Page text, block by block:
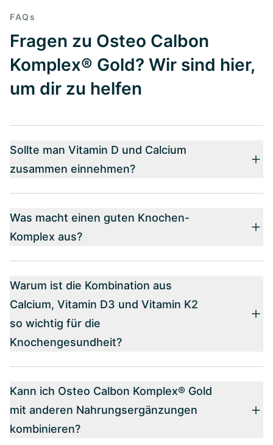
FAQs
Fragen zu Osteo Calbon
Komplex® Gold? Wir sind hier,
um dir zu helfen
Sollte man Vitamin D und Calcium
zusammen einnehmen?
Was macht einen guten Knochen-
Komplex aus?
Warum ist die Kombination aus
Calcium, Vitamin D3 und Vitamin K2
so wichtig für die
Knochengesundheit?
Kann ich Osteo Calbon Komplex® Gold
mit anderen Nahrungsergänzungen
kombinieren?